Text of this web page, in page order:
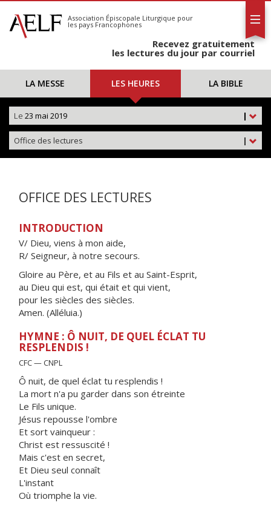
S'abonner
Calendrier
Association Épiscopale Liturgique pour
les pays Francophones
Recevez gratuitement
les lectures du jour par courriel
LA MESSE LES HEURES LA BIBLE
|
Le 23 mai 2019
|
Office des lectures
OFFICE DES LECTURES
INTRODUCTION
V/ Dieu, viens à mon aide,
R/ Seigneur, à notre secours.
Gloire au Père, et au Fils et au Saint-Esprit,
au Dieu qui est, qui était et qui vient,
pour les siècles des siècles.
Amen. (Alléluia.)
HYMNE : Ô NUIT, DE QUEL ÉCLAT TU
RESPLENDIS !
CFC — CNPL
Ô nuit, de quel éclat tu resplendis !
La mort n'a pu garder dans son étreinte
Le Fils unique.
Jésus repousse l'ombre
Et sort vainqueur :
Christ est ressuscité !
Mais c'est en secret,
Et Dieu seul connaît
L'instant
Où triomphe la vie.